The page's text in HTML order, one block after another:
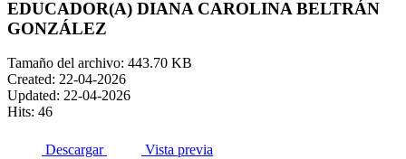
EDUCADOR(A) DIANA CAROLINA BELTRÁN
GONZÁLEZ
Tamaño del archivo: 443.70 KB
Created: 22-04-2026
Updated: 22-04-2026
Hits: 46
Descargar Vista previa